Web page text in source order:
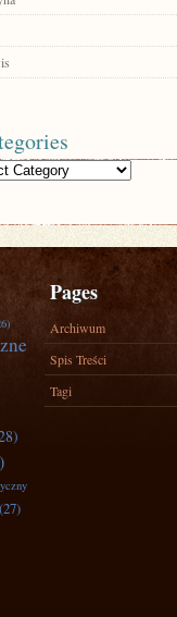
(27)
Pages
Archiwum
Spis Treści
Tagi